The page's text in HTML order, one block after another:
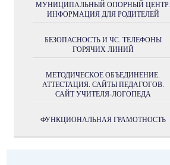
МУНИЦИПАЛЬНЫЙ ОПОРНЫЙ ЦЕНТР.
ИНФОРМАЦИЯ ДЛЯ РОДИТЕЛЕЙ
БЕЗОПАСНОСТЬ И ЧС. ТЕЛЕФОНЫ
ГОРЯЧИХ ЛИНИЙ
МЕТОДИЧЕСКОЕ ОБЪЕДИНЕНИЕ.
АТТЕСТАЦИЯ. САЙТЫ ПЕДАГОГОВ.
САЙТ УЧИТЕЛЯ-ЛОГОПЕДА
ФУНКЦИОНАЛЬНАЯ ГРАМОТНОСТЬ